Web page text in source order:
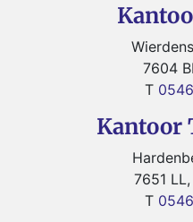
7604
T
Kantoor
7651
T